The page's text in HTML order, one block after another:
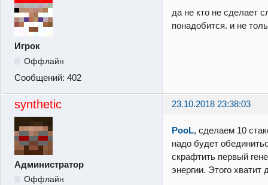
Игрок
Оффлайн
Сообщений: 402
да не кто не сделает
понадобится. и не
synthetic 23.10.2018 23:38:03
Администратор
Оффлайн
PooL, сделаем 10
надо будет
скрафтить первый
энергии. Этого